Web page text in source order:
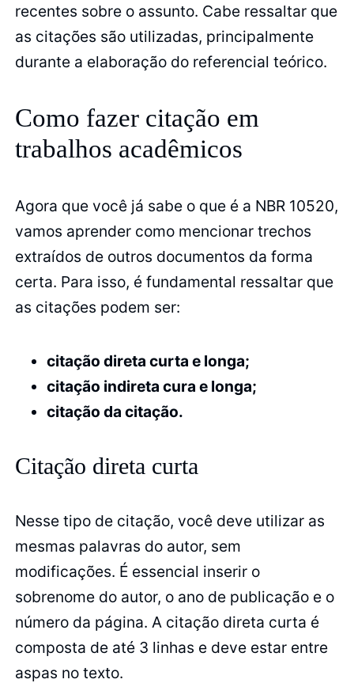
recentes sobre o assunto. Cabe ressaltar que
as citações são utilizadas, principalmente
durante a elaboração do referencial teórico.
Como fazer citação em
trabalhos acadêmicos
Agora que você já sabe o que é a NBR 10520,
vamos aprender como mencionar trechos
extraídos de outros documentos da forma
certa. Para isso, é fundamental ressaltar que
as citações podem ser:
citação direta curta e longa;
citação indireta cura e longa;
citação da citação.
Citação direta curta
Nesse tipo de citação, você deve utilizar as
mesmas palavras do autor, sem
modificações. É essencial inserir o
sobrenome do autor, o ano de publicação e o
número da página. A citação direta curta é
composta de até 3 linhas e deve estar entre
aspas no texto.